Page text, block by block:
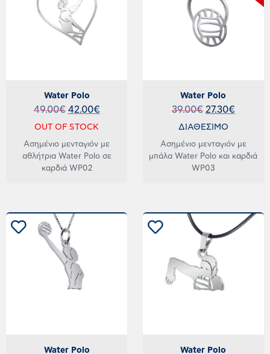
Water Polo
49.00€ 42.00€
OUT OF STOCK
Ασημένιο μενταγιόν με
αθλήτρια Water Polo σε
καρδιά WP02
Water Polo
39.00€ 27.30€
ΔΙΑΘΕΣΙΜΟ
Ασημένιο μενταγιόν με
μπάλα Water Polo και καρδιά
WP03
Water Polo Water Polo